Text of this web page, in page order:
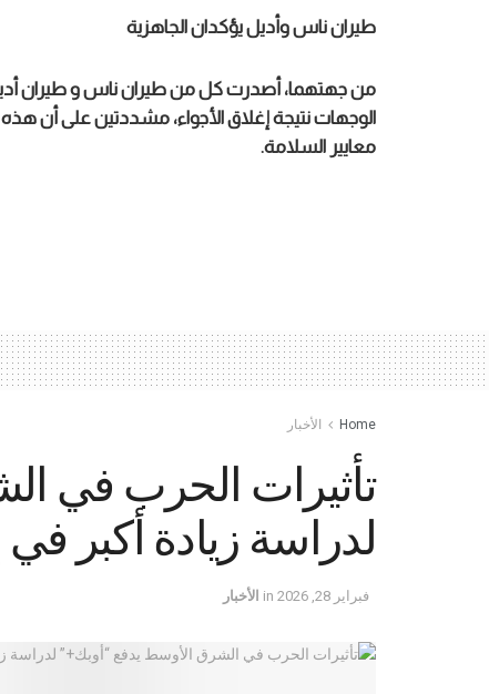
طيران ناس وأديل يؤكدان الجاهزية
من جهتهما، أصدرت كل من طيران ناس و طيران أديل
الوجهات نتيجة إغلاق الأجواء، مشددتين على أن هذه
معايير السلامة.
Home الأخبار
تأثيرات الحرب في
لدراسة زيادة أكبر في
فبراير 28, 2026 in الأخبار